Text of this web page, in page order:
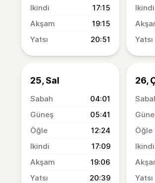
17:15
19:15
20:51
25, Sal
04:01
05:41
12:24
17:09
19:06
20:39
26,